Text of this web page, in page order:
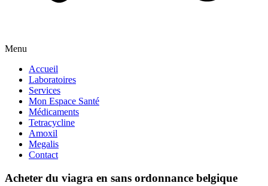
Menu
Accueil
Laboratoires
Services
Mon Espace Santé
Médicaments
Tetracycline
Amoxil
Megalis
Contact
Acheter du viagra en sans ordonnance belgique